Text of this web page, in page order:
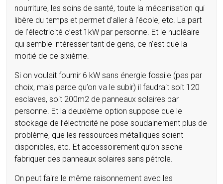
nourriture, les soins de santé, toute la mécanisation qui
libère du temps et permet d’aller à l’école, etc. La part
de l’électricité c’est 1kW par personne. Et le nucléaire
qui semble intéresser tant de gens, ce n’est que la
moitié de ce sixième.
Si on voulait fournir 6 kW sans énergie fossile (pas par
choix, mais parce qu’on va le subir) il faudrait soit 120
esclaves, soit 200m2 de panneaux solaires par
personne. Et la deuxième option suppose que le
stockage de l’électricité ne pose soudainement plus de
problème, que les ressources métalliques soient
disponibles, etc. Et accessoirement qu’on sache
fabriquer des panneaux solaires sans pétrole.
On peut faire le même raisonnement avec les